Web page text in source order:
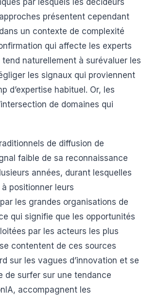
présentent cependant
un contexte de complexité
qui affecte les experts
naturellement à surévaluer les
les signaux qui proviennent
d’expertise habituel. Or, les
de domaines qui
de diffusion de
faible de sa reconnaissance
années, durant lesquelles
positionner leurs
les grandes organisations de
qui signifie que les opportunités
par les acteurs les plus
contentent de ces sources
sur les vagues d’innovation et se
de surfer sur une tendance
accompagnent les